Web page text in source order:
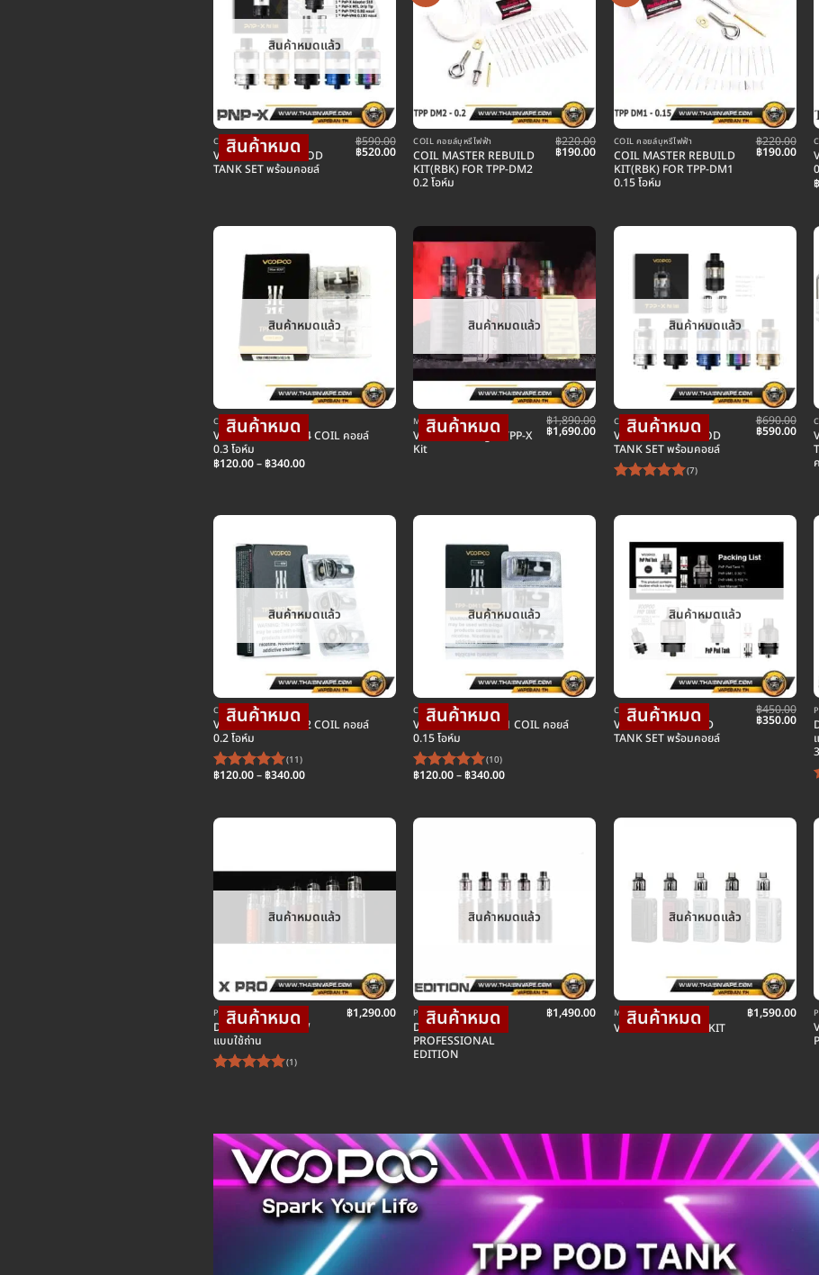
สินค้าหมดแล้ว
COIL คอยล์บุหรี่ไฟฟ้า
VOOPOO PNP-X POD
TANK SET พร้อมคอยล์
฿590.00
Original
price
฿520.00Current
price
฿520.00.
COIL คอยล์บุหรี่ไฟฟ้า
COIL MASTER REBUILD
KIT(RBK) FOR TPP-DM2
0.2 โอห์ม
฿220.00
Original
price
฿190.00Current
price
฿190.00.
COIL คอยล์บุหรี่ไฟฟ้า
COIL MASTER REBUILD
KIT(RBK) FOR TPP-DM1
0.15 โอห์ม
฿220.00
Original
price
฿190.00
฿ ฿
สินค้าหมดแล้ว
COIL คอยล์บุหรี่ไฟฟ้า
VOOPOO TPP DM4 COIL คอยล์
0.3 โอห์ม
฿120.00–฿340.00Price
สินค้าหมดแล้ว
MOD บุหรี่ไฟฟ้าม็อดบ๊อก
VOOPOO Drag 3 TPP-X
Kit
฿1,890.00
Original
price
฿1,690.00Current
price
฿1,690.00.
สินค้าหมดแล้ว
COIL คอยล์บุหรี่ไฟฟ้า
VOOPOO TPP-X POD
TANK SET พร้อมคอยล์
5 คะแนน
(7)
฿690.00
Original
฿590.00
฿
สินค้าหมดแล้ว
COIL คอยล์บุหรี่ไฟฟ้า
VOOPOO TPP DM2 COIL คอยล์
0.2 โอห์ม
ให้คะแนน
(11)
฿120.00–฿340.00Price
฿340.00
สินค้าหมดแล้ว
COIL คอยล์บุหรี่ไฟฟ้า
VOOPOO TPP DM1 COIL คอยล์
0.15 โอห์ม
ให้คะแนน
(10)
฿120.00–฿340.00Price
฿340.00
สินค้าหมดแล้ว
COIL คอยล์บุหรี่ไฟฟ้า
VOOPOO PNP POD
TANK SET พร้อมคอยล์
฿450.00
Original
฿350.00
฿
สินค้าหมดแล้ว
POD พอตบุหรี่ไฟฟ้า
DRAG X PRO 100W
แบบใช้ถ่าน
(1)
฿1,290.00
สินค้าหมดแล้ว
POD พอตบุหรี่ไฟฟ้า
DRAG X PLUS
PROFESSIONAL
EDITION
฿1,490.00
สินค้าหมดแล้ว
MOD บุหรี่ไฟฟ้าม็อดบ๊อก
VOOPOO DRAG 3 KIT
฿1,590.00